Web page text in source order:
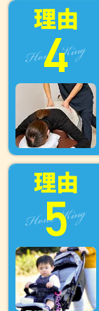
理由
4
Hone King
理由
5
Hone King